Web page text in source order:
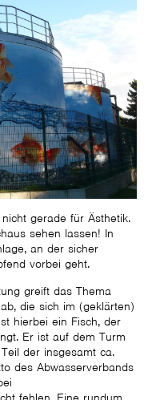
gerade für Ästhetik.
sehen lassen! In
an der sicher
vorbei geht.
greift das Thema
die sich im (geklärten)
hierbei ein Fisch, der
Er ist auf dem Turm
der insgesamt ca.
des Abwasserverbands